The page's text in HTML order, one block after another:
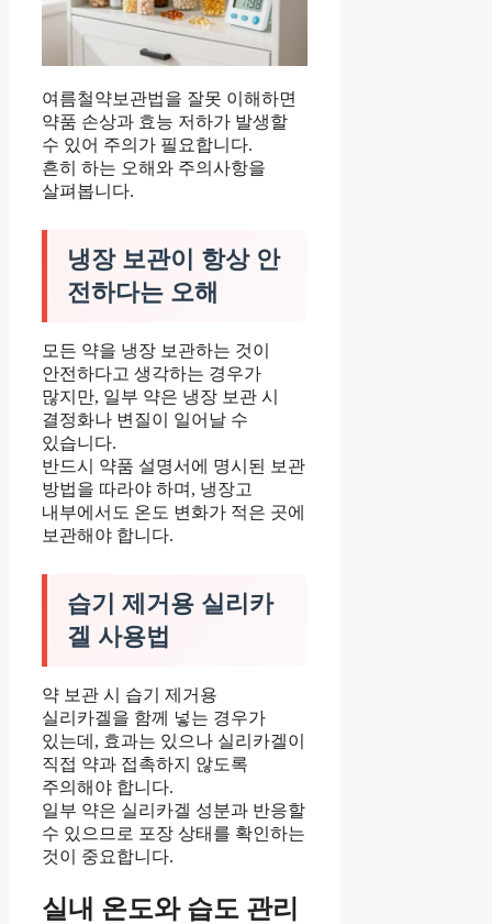
여름철약보관법을 잘못 이해하면
약품 손상과 효능 저하가 발생할
수 있어 주의가 필요합니다.
흔히 하는 오해와 주의사항을
살펴봅니다.
냉장 보관이 항상 안
전하다는 오해
모든 약을 냉장 보관하는 것이
안전하다고 생각하는 경우가
많지만, 일부 약은 냉장 보관 시
결정화나 변질이 일어날 수
있습니다.
반드시 약품 설명서에 명시된 보관
방법을 따라야 하며, 냉장고
내부에서도 온도 변화가 적은 곳에
보관해야 합니다.
습기 제거용 실리카
겔 사용법
약 보관 시 습기 제거용
실리카겔을 함께 넣는 경우가
있는데, 효과는 있으나 실리카겔이
직접 약과 접촉하지 않도록
주의해야 합니다.
일부 약은 실리카겔 성분과 반응할
수 있으므로 포장 상태를 확인하는
것이 중요합니다.
실내 온도와 습도 관리